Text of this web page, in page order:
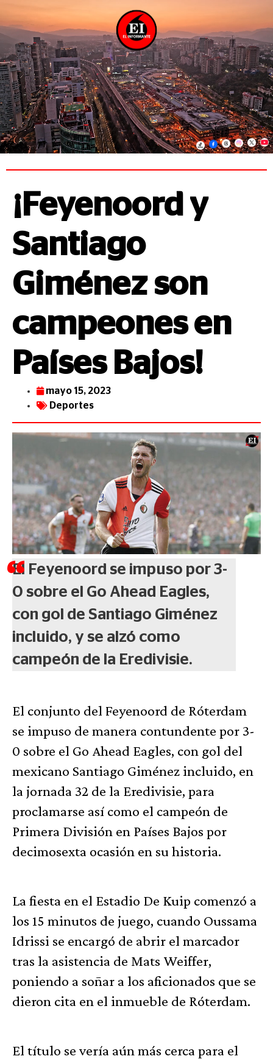
¡Feyenoord y
Santiago
Giménez son
campeones en
Países Bajos!
mayo 15, 2023
Deportes
El Feyenoord se impuso por 3-
0 sobre el Go Ahead Eagles,
con gol de Santiago Giménez
incluido, y se alzó como
campeón de la Eredivisie.
El conjunto del Feyenoord de Róterdam
se impuso de manera contundente por 3-
0 sobre el Go Ahead Eagles, con gol del
mexicano Santiago Giménez incluido, en
la jornada 32 de la Eredivisie, para
proclamarse así como el campeón de
Primera División en Países Bajos por
decimosexta ocasión en su historia.
La fiesta en el Estadio De Kuip comenzó a
los 15 minutos de juego, cuando Oussama
Idrissi se encargó de abrir el marcador
tras la asistencia de Mats Weiffer,
poniendo a soñar a los aficionados que se
dieron cita en el inmueble de Róterdam.
El título se vería aún más cerca para el